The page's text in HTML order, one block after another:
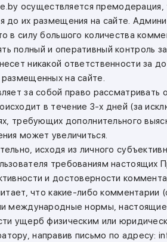
осуществляется
до их размещения на сайте.
в силу большого количества
полный и оперативный контроль
никакой ответственности за
на сайте.
за собой право рассматривать
в течение 3-х дней (за
требующих дополнительного
может увеличиться.
исходя из личного
требованиям настоящих
и достоверности
что какие-либо комментарии
международные нормы,
ущерб физическим или
направив письмо по адресу: